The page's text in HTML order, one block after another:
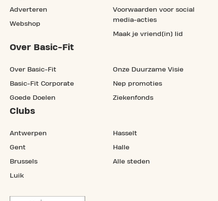
Adverteren
Webshop
Voorwaarden voor social
media-acties
Maak je vriend(in) lid
Over Basic-Fit
Over Basic-Fit
Basic-Fit Corporate
Goede Doelen
Onze Duurzame Visie
Nep promoties
Ziekenfonds
Clubs
Antwerpen
Gent
Brussels
Luik
Hasselt
Halle
Alle steden